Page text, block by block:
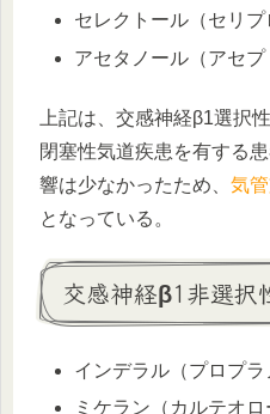
セレクトール（セリプ
アセタノール（アセプ
上記は、交感神経β1選択
閉塞性気道疾患を有する
響は少なかったため、 気
となっている。
交感神経β1非選択
インデラル（プロプラ
ミケラン（カルテオロ